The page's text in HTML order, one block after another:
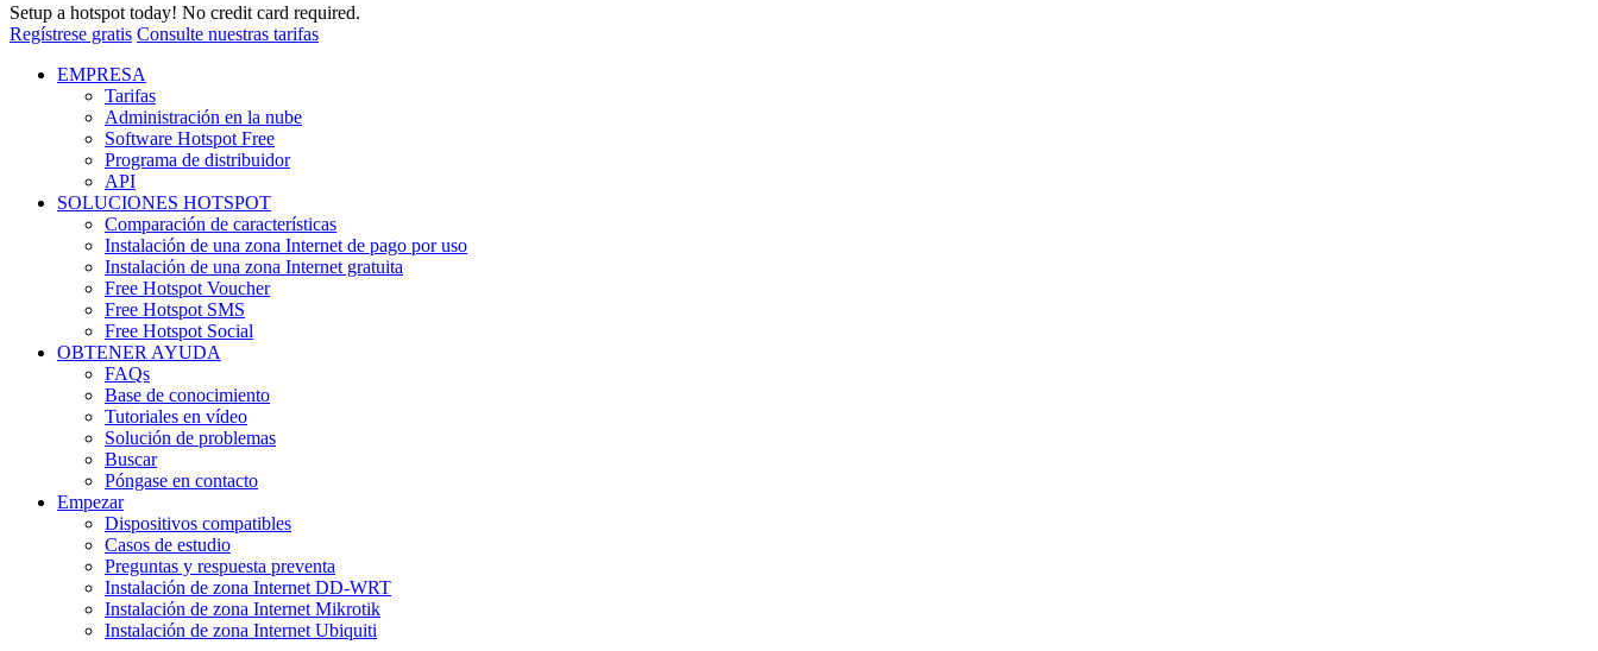
Setup a hotspot today! No credit card required.
Regístrese gratis Consulte nuestras tarifas
EMPRESA
Tarifas
Administración en la nube
Software Hotspot Free
Programa de distribuidor
API
SOLUCIONES HOTSPOT
Comparación de características
Instalación de una zona Internet de pago por uso
Instalación de una zona Internet gratuita
Free Hotspot Voucher
Free Hotspot SMS
Free Hotspot Social
OBTENER AYUDA
FAQs
Base de conocimiento
Tutoriales en vídeo
Solución de problemas
Buscar
Póngase en contacto
Empezar
Dispositivos compatibles
Casos de estudio
Preguntas y respuesta preventa
Instalación de zona Internet DD-WRT
Instalación de zona Internet Mikrotik
Instalación de zona Internet Ubiquiti